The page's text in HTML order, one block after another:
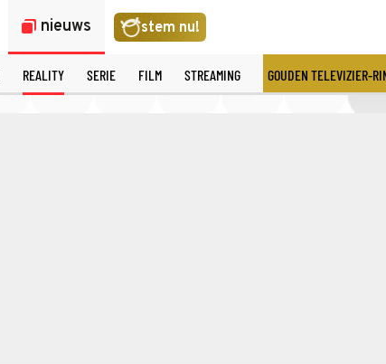
nieuws stem nu!
REALITY SERIE FILM STREAMING GOUDEN TELEVIZIER-